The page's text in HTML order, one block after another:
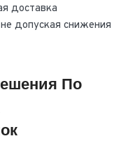
доставка
допуская снижения
По